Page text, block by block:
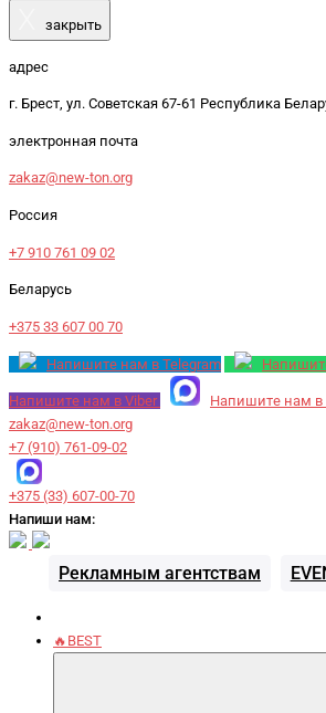
закрыть
адрес
г. Брест, ул. Советская 67-61 Республика
электронная почта
zakaz@new-ton.org
Россия
+7 910 761 09 02
Беларусь
+375 33 607 00 70
Напишите нам в Telegram
Напишите нам в Viber
Напишите нам в
zakaz@new-ton.org
+7 (910) 761-09-02
+375 (33) 607-00-70
Напиши нам:
Рекламным агентствам
🔥BEST